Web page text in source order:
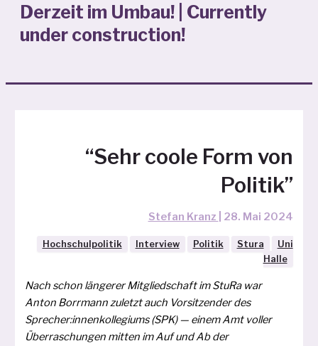
Derzeit im Umbau! | Currently
under construction!
“Sehr coole Form von
Politik”
Stefan Kranz 28. Mai 2024
Hochschulpolitik Interview Politik Stura
Uni
Halle
Nach schon län­ge­rer Mitgliedschaft im StuRa war
Anton Borrmann zuletzt auch Vorsitzender des
Sprecher:innenkollegiums (SPK) — einem Amt vol­ler
Überraschungen mit­ten im Auf und Ab der